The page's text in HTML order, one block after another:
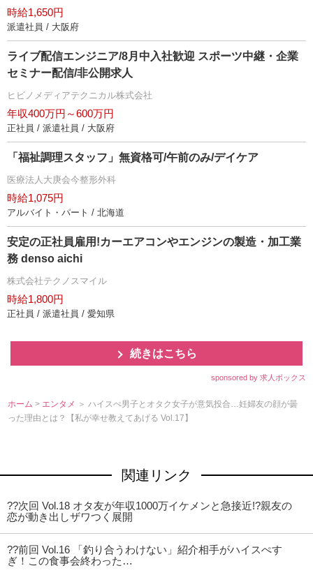
時給1,650円
派遣社員 / 大阪府
ライブ配信エンジニア/8月中入社歓迎 スポーツ中継・企業
セミナー配信/非公開求人
ヒビノメディアテクニカル株式会社
年収400万円～600万円
正社員 / 派遣社員 / 大阪府
「福祉調理スタッフ」無資格可/午前のみ/デイケア
医療法人大庚会今整形外科
時給1,075円
アルバイト・パート / 北海道
安定の正社員雇用!カーエアコンやエンジンの製造・加工業
務 denso aichi
株式会社テクノスマイル
時給1,800円
正社員 / 派遣社員 / 愛知県
続きはこちら
sponsored by 求人ボックス
ホーム > エンタメ ＞ ハイスぺ男子とオタク女子が意気投合…妊婦友の顔が曇
った理由とは？【私が幸せ教えてあげる Vol.17】
関連リンク
??次回 Vol.18 オタ友が年収1000万イケメンと急接近!?親友の
恋が動き出しザワつく展開
??前回 Vol.16 「釣り合うわけない」紹介相手がハイスぺす
ぎ！この食事会終わった…